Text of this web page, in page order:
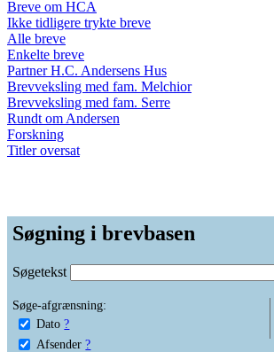
Breve om HCA
Ikke tidligere trykte breve
Alle breve
Enkelte breve
Partner H.C. Andersens Hus
Brevveksling med fam. Melchior
Brevveksling med fam. Serre
Rundt om Andersen
Forskning
Titler oversat
Søgning i brevbasen
Søgetekst
Søge-afgrænsning:
Dato ?
Afsender ?